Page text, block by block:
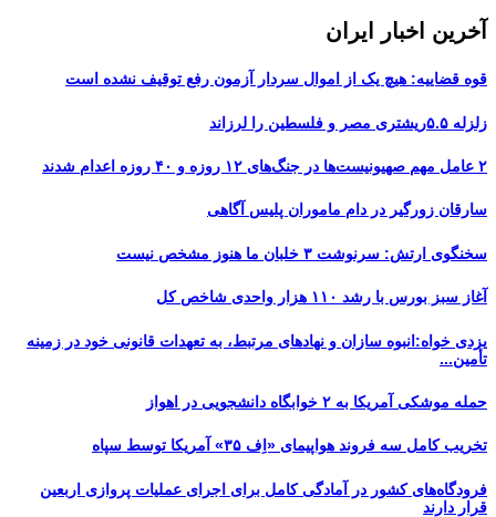
آخرین اخبار ایران
قوه قضاییه: هیچ یک از اموال سردار آزمون رفع توقیف نشده است
زلزله ۵.۵ریشتری مصر و فلسطین را لرزاند
۲ عامل مهم صهیونیست‌ها در جنگ‌های ۱۲ روزه و ۴۰ روزه اعدام شدند
سارقان زورگیر در دام ماموران پلیس آگاهی
سخنگوی ارتش: سرنوشت ۳ خلبان ما هنوز مشخص نیست
آغاز سبز بورس با رشد ۱۱۰ هزار واحدی شاخص کل
یزدی خواه:انبوه سازان و نهادهای مرتبط، به تعهدات قانونی خود در زمینه
تأمین...
حمله موشکی آمریکا به ۲ خوابگاه دانشجویی در اهواز
تخریب کامل سه فروند هواپیمای «اِف ۳۵» آمریکا توسط سپاه
فرودگاه‌های کشور در آمادگی کامل برای اجرای عملیات پروازی اربعین
قرار دارند